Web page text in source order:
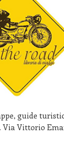
guide
Via Vittorio